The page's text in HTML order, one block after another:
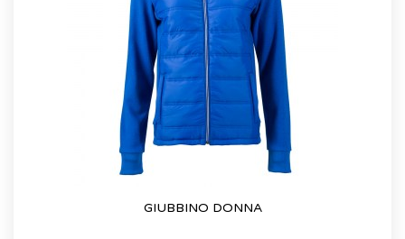
GIUBBINO DONNA